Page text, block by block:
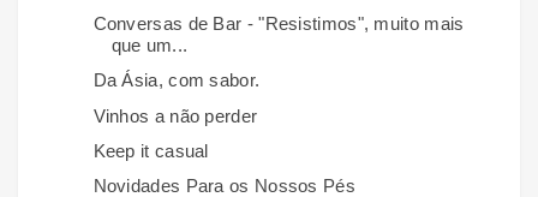
Conversas de Bar - "Resistimos", muito mais
que um...
Da Ásia, com sabor.
Vinhos a não perder
Keep it casual
Novidades Para os Nossos Pés